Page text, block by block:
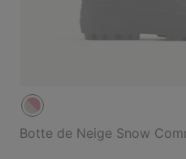
Botte de Neige Snow